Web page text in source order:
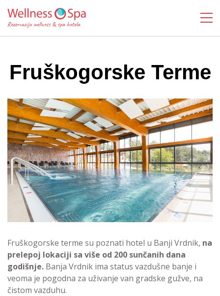
Fruškogorske Terme
Fruškogorske terme su poznati hotel u Banji Vrdnik, na
prelepoj lokaciji sa više od 200 sunčanih dana
godišnje. Banja Vrdnik ima status vazdušne banje i
veoma je pogodna za uživanje van gradske gužve, na
čistom vazduhu.